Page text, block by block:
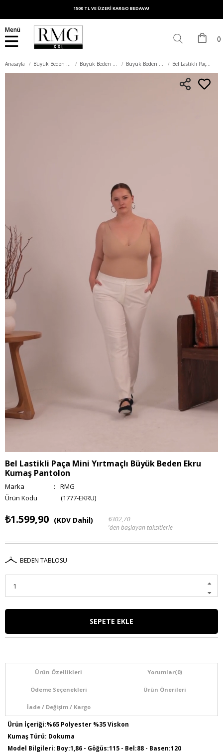
1500 TL VE ÜZERİ KARGO BEDAVA!
Menü
Anasayfa Büyük Beden Alt Giyim Büyük Beden Pantolon Büyük Beden Kumaş Pantolon Bel Lastikli Paça Mini Yırtmaçlı Büyük Beden Ekru Kumaş Pantolon
Bel Lastikli Paça Mini Yırtmaçlı Büyük Beden Ekru
Kumaş Pantolon
Marka :
RMG
(1777-EKRU)
₺1.599,90 (KDV Dahil)
₺302,70
'den başlayan taksitlerle
BEDEN TABLOSU
Ürün Özellikleri Yorumlar(0)
Ödeme Seçenekleri Ürün Önerileri
İade / Değişim / Kargo
Ürün İçeriği:%65 Polyester %35 Viskon
Kumaş Türü: Dokuma
Model Bilgileri: Boy:1,86 - Göğüs:115 - Bel:88 - Basen:120